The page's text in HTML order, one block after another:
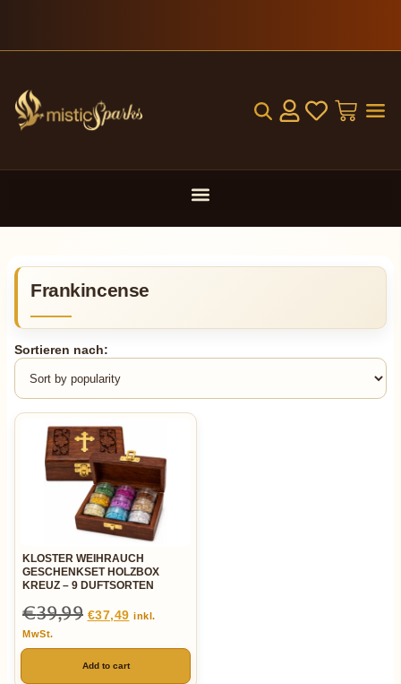
Frankincense
KLOSTER WEIHRAUCH
GESCHENKSET HOLZBOX
KREUZ – 9 DUFTSORTEN
€39,99 €37,49 inkl.
MwSt.
Add to cart